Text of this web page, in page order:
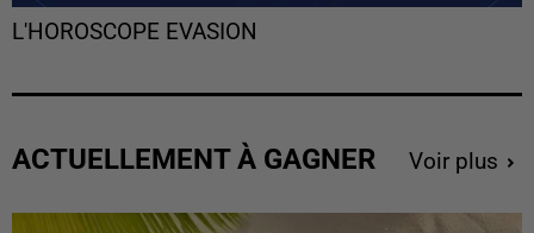
L'HOROSCOPE EVASION
ACTUELLEMENT À GAGNER Voir plus